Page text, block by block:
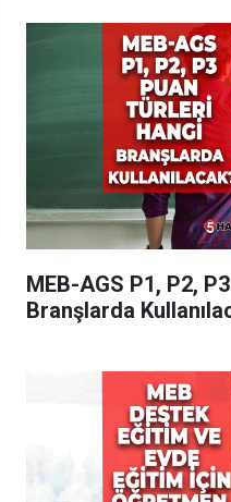
MEB-AGS P1, P2,
Branşlarda